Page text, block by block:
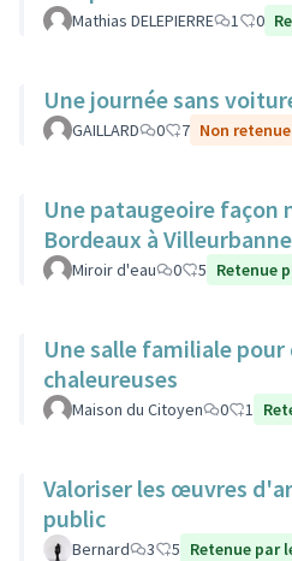
Mathias DELEPIERRE 1 0
Une journée sans
GAILLARD 0 7 Non
Une pataugeoire façon
Bordeaux à Villeurbanne
Miroir d'eau 0 5 Retenue
Une salle familiale
chaleureuses
Maison du Citoyen 0 1
Valoriser les œuvres
public
Bernard 3 5 Retenue par